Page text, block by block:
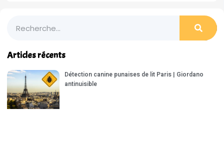
Articles récents
Détection canine punaises de lit Paris | Giordano
antinuisible